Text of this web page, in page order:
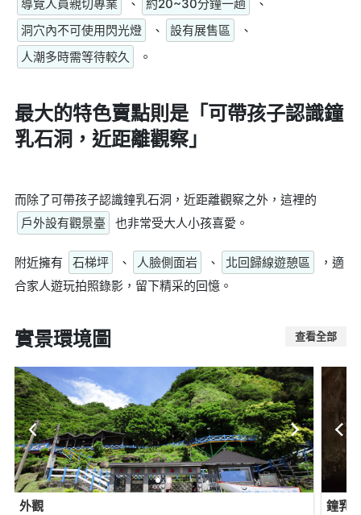
導覽人員親切專業
、 約20~30分鐘一趟
、
洞穴內不可使用閃光燈
、 設有展售區
、
人潮多時需等待較久
。
最大的特色賣點則是「可帶孩子認識鐘
乳石洞，近距離觀察」
而除了可帶孩子認識鐘乳石洞，近距離觀察之外，這裡的
戶外設有觀景臺
也非常受大人小孩喜愛。
附近擁有 石梯坪 、 人臉側面岩 、 北回歸線遊憩區
，適
合家人遊玩拍照錄影，留下精采的回憶。
實景環境圖 查看全部
外觀 鐘乳